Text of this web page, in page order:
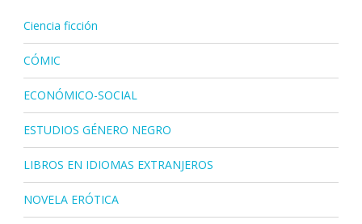
Ciencia ficción
CÓMIC
ECONÓMICO-SOCIAL
ESTUDIOS GÉNERO NEGRO
LIBROS EN IDIOMAS EXTRANJEROS
NOVELA ERÓTICA